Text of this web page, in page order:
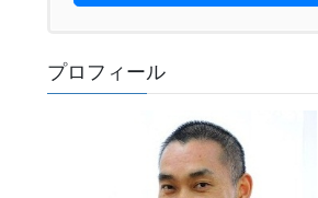
プロフィール